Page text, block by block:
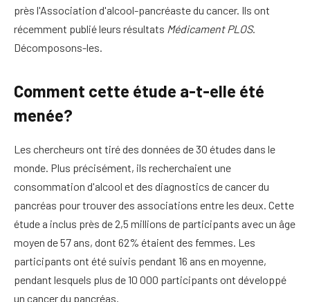
près l'Association d'alcool-pancréaste du cancer. Ils ont
récemment publié leurs résultats Médicament PLOS.
Décomposons-les.
Comment cette étude a-t-elle été
menée?
Les chercheurs ont tiré des données de 30 études dans le
monde. Plus précisément, ils recherchaient une
consommation d'alcool et des diagnostics de cancer du
pancréas pour trouver des associations entre les deux. Cette
étude a inclus près de 2,5 millions de participants avec un âge
moyen de 57 ans, dont 62% étaient des femmes. Les
participants ont été suivis pendant 16 ans en moyenne,
pendant lesquels plus de 10 000 participants ont développé
un cancer du pancréas.